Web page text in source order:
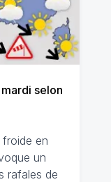
selon
froide en
un
rafales de